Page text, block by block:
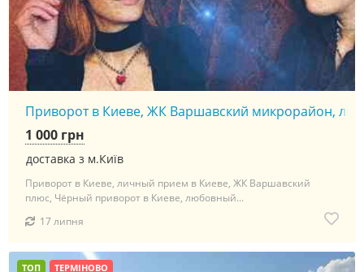
Приворот в Киеве, ЖК Варшавский микрорайон,
доставка з м.Київ
1 000 грн
Приворот в Киеве, личный прием в Киеве, ЖК Варшавский
плюс, Чёрный приворот в Киеве, любовный...
17 липня
ТОП ТЕРМІНОВО